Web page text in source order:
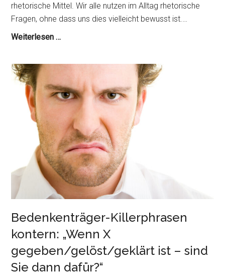
rhetorische Mittel. Wir alle nutzen im Alltag rhetorische
Fragen, ohne dass uns dies vielleicht bewusst ist.…
Weiterlesen …Rhetorische
als
Stilmittel
verstehen
und
Bedenkenträger-Killerphrasen
kontern: „Wenn X
gegeben/gelöst/geklärt ist – sind
Sie dann dafür?“